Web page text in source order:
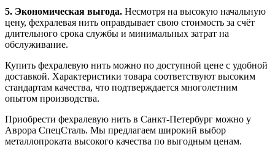
5. Экономическая выгода. Несмотря на высокую начальную
цену, фехралевая нить оправдывает свою стоимость за счёт
длительного срока службы и минимальных затрат на
обслуживание.
Купить фехралевую нить можно по доступной цене с удобной
доставкой. Характеристики товара соответствуют высоким
стандартам качества, что подтверждается многолетним
опытом производства.
Приобрести фехралевую нить в Санкт-Петербург можно у
Аврора СпецСталь. Мы предлагаем широкий выбор
металлопроката высокого качества по выгодным ценам.